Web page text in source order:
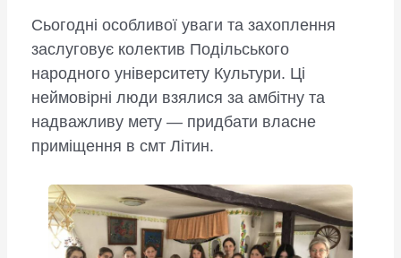
Сьогодні особливої уваги та захоплення
заслуговує колектив Подільського
народного університету Культури. Ці
неймовірні люди взялися за амбітну та
надважливу мету — придбати власне
приміщення в смт Літин.